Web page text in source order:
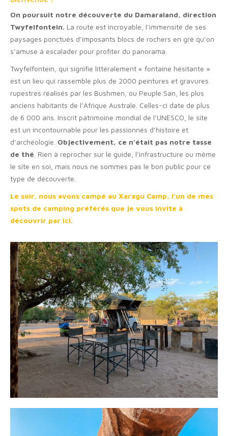
On poursuit notre découverte du Damaraland, direction
Twyfelfontein. La route est incroyable, l’immensité de ses
paysages ponctués d’imposants blocs de rochers en gré qu’on
s’amuse à escalader pour profiter du panorama.
Twyfelfontein, qui signifie littéralement « fontaine hésitante »
est un lieu qui rassemble plus de 2000 peintures et gravures
rupestres réalisés par les Bushmen, ou Peuple San, les plus
anciens habitants de l’Afrique Australe. Celles-ci date de plus
de 6 000 ans. Inscrit patrimoine mondial de l’UNESCO, le site
est un incontournable pour les passionnés d’histoire et
d’archéologie. Objectivement, ce n’était pas notre tasse
de thé . Rien à reprocher sur le guide, l’infrastructure ou même
le site en soi, mais nous ne sommes pas le bon public pour ce
type de découverte.
Le soir, nous avons campé au Xaragu Camp, l’un de mes
spots de camping préférés que je vous invite à
découvrir par ici.